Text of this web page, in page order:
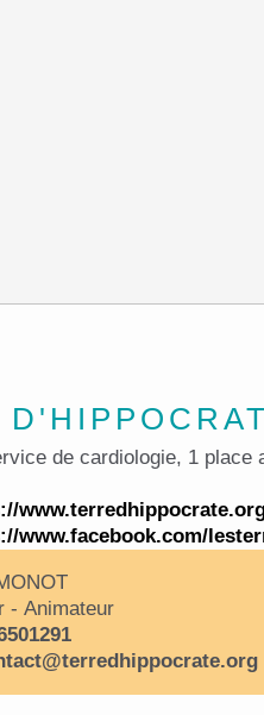
de cardiologie, 1 place
www.facebook.com/
- Animateur